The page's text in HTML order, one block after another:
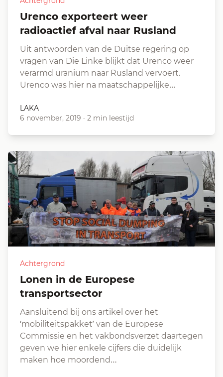
Urenco exporteert weer
radioactief afval naar Rusland
Uit antwoorden van de Duitse regering op
vragen van Die Linke blijkt dat Urenco weer
verarmd uranium naar Rusland vervoert.
Urenco was hier na maatschappelijke…
LAKA
6 november, 2019 · 2 min leestijd
Achtergrond
Lonen in de Europese
transportsector
Aansluitend bij ons artikel over het
‘mobiliteitspakket’ van de Europese
Commissie en het vakbondsverzet daartegen
geven we hier enkele cijfers die duidelijk
maken hoe moordend…